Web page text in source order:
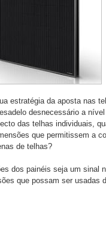
estratégia da aposta nas
desnecessário a
das telhas individuais,
que permitissem a
de telhas?
dos painéis seja um sinal
que possam ser usadas